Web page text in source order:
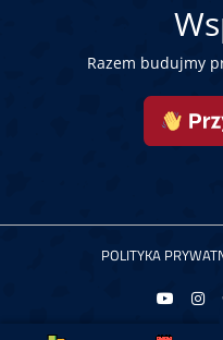
Razem budujmy
POLITYKA